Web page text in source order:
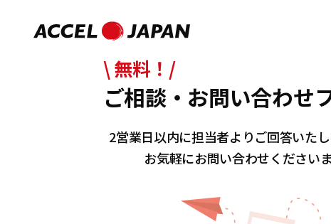
\ 無料！/
ご相談・お問い合わせ
2営業日以内に担当者よりご回答いたし
お気軽にお問い合わせくださいま